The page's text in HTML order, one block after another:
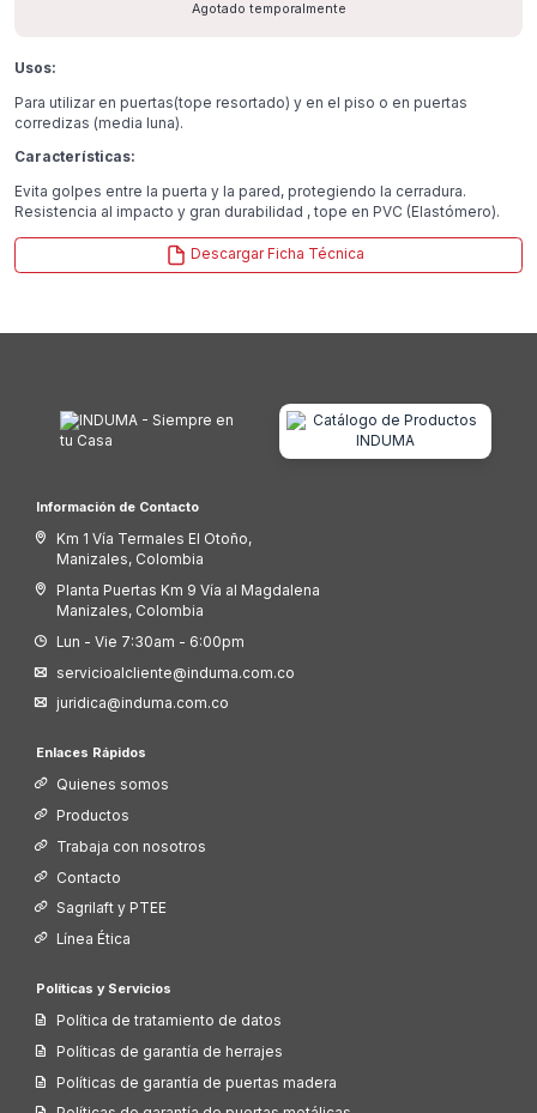
Agotado temporalmente
Usos:
Para utilizar en puertas(tope resortado) y en el piso o en puertas
corredizas (media luna).
Características:
Evita golpes entre la puerta y la pared, protegiendo la cerradura.
Resistencia al impacto y gran durabilidad , tope en PVC (Elastómero).
Descargar Ficha Técnica
Información de Contacto
Km 1 Vía Termales El Otoño,
Manizales, Colombia
Planta Puertas Km 9 Vía al Magdalena
Manizales, Colombia
Lun - Vie 7:30am - 6:00pm
servicioalcliente@induma.com.co
juridica@induma.com.co
Enlaces Rápidos
Quienes somos
Productos
Trabaja con nosotros
Contacto
Sagrilaft y PTEE
Línea Ética
Políticas y Servicios
Política de tratamiento de datos
Políticas de garantía de herrajes
Políticas de garantía de puertas madera